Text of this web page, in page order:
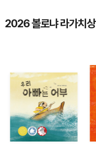
2026 볼로냐 라가치상